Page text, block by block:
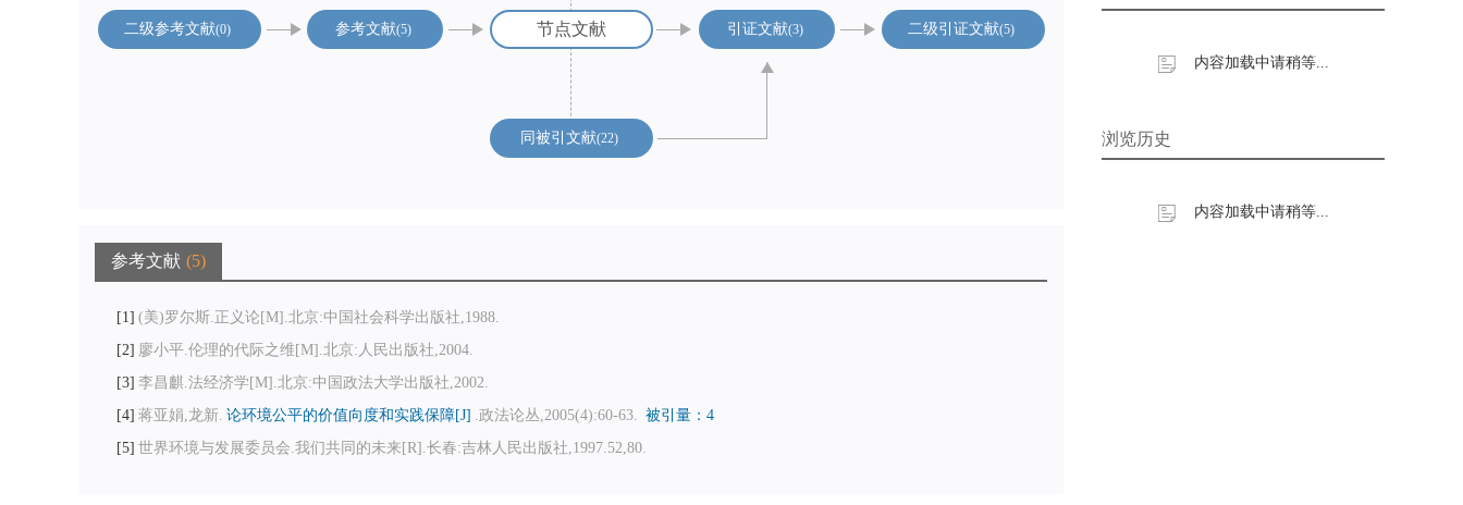
节点文献
二级参考文献 0 参考文献 5
同被引文献 22
引证文献 3 二级引证文献 5
参考文献 5
1 (美)罗尔斯.正义论[M].北京:中国社会科学出版社,1988.
2 廖小平.伦理的代际之维[M].北京:人民出版社,2004.
3 李昌麒.法经济学[M].北京:中国政法大学出版社,2002.
4 蒋亚娟,龙新. 论环境公平的价值向度和实践保障[J] .政法论丛,2005(4):60-63. 被引量：4
5 世界环境与发展委员会.我们共同的未来[R].长春:吉林人民出版社,1997.52,80.
内容加载中请稍等...
浏览历史
内容加载中请稍等...